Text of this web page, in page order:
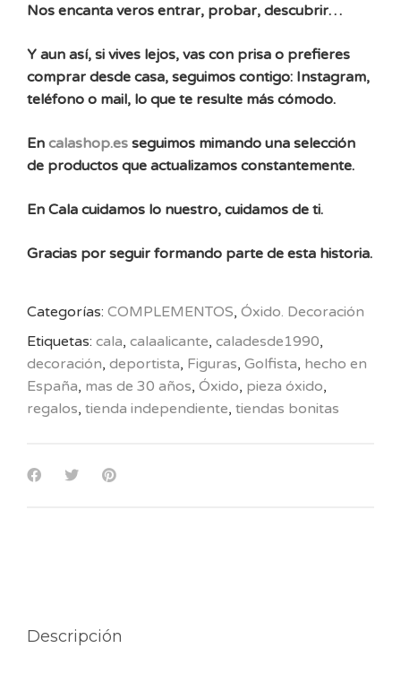
Nos encanta veros entrar, probar, descubrir…
Y aun así, si vives lejos, vas con prisa o prefieres
comprar desde casa, seguimos contigo: Instagram,
teléfono o mail, lo que te resulte más cómodo.
En calashop.es seguimos mimando una selección
de productos que actualizamos constantemente.
En Cala cuidamos lo nuestro, cuidamos de ti.
Gracias por seguir formando parte de esta historia.
Categorías: COMPLEMENTOS, Óxido. Decoración
Etiquetas: cala, calaalicante, caladesde1990,
decoración, deportista, Figuras, Golfista, hecho en
España, mas de 30 años, Óxido, pieza óxido,
regalos, tienda independiente, tiendas bonitas
Descripción